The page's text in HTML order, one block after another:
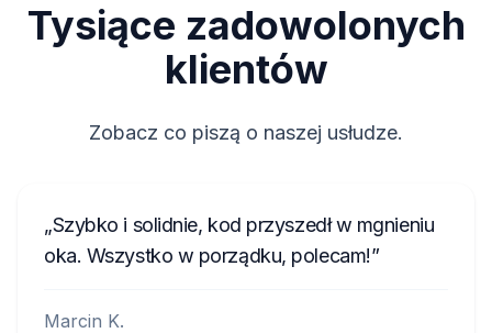
Tysiące zadowolonych
klientów
Zobacz co piszą o naszej usłudze.
Szybko i solidnie, kod przyszedł w mgnieniu
oka. Wszystko w porządku, polecam!
Marcin K.